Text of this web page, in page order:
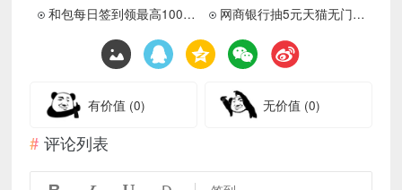
和包每日签到领最高1000积分
网商银行抽5元天猫无门槛红包
有价值 (0) 无价值 (0)
评论列表